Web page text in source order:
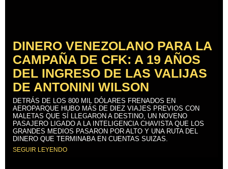
DINERO VENEZOLANO PARA LA
CAMPAÑA DE CFK: A 19 AÑOS
DEL INGRESO DE LAS VALIJAS
DE ANTONINI WILSON
DETRÁS DE LOS 800 MIL DÓLARES FRENADOS EN
AEROPARQUE HUBO MÁS DE DIEZ VIAJES PREVIOS CON
MALETAS QUE SÍ LLEGARON A DESTINO, UN NOVENO
PASAJERO LIGADO A LA INTELIGENCIA CHAVISTA QUE LOS
GRANDES MEDIOS PASARON POR ALTO Y UNA RUTA DEL
DINERO QUE TERMINABA EN CUENTAS SUIZAS.
SEGUIR LEYENDO